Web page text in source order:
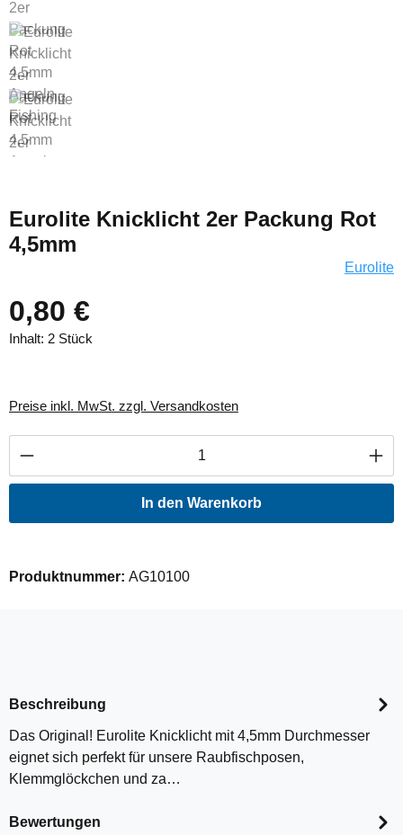
Eurolite Knicklicht 2er Packung Rot
4,5mm
Eurolite
0,80 €
Inhalt: 2 Stück
Preise inkl. MwSt. zzgl. Versandkosten
Produkt Anzahl: Gib den gewünschten
In den Warenkorb
Produktnummer: AG10100
Beschreibung
Das Original! Eurolite Knicklicht mit 4,5mm Durchmesser
eignet sich perfekt für unsere Raubfischposen,
Klemmglöckchen und za…
Bewertungen